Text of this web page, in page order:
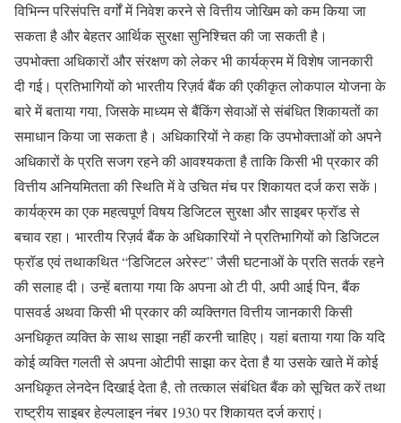
विभिन्न परिसंपत्ति वर्गों में निवेश करने से वित्तीय जोखिम को कम किया जा
सकता है और बेहतर आर्थिक सुरक्षा सुनिश्चित की जा सकती है।
उपभोक्ता अधिकारों और संरक्षण को लेकर भी कार्यक्रम में विशेष जानकारी
दी गई। प्रतिभागियों को भारतीय रिज़र्व बैंक की एकीकृत लोकपाल योजना के
बारे में बताया गया, जिसके माध्यम से बैंकिंग सेवाओं से संबंधित शिकायतों का
समाधान किया जा सकता है। अधिकारियों ने कहा कि उपभोक्ताओं को अपने
अधिकारों के प्रति सजग रहने की आवश्यकता है ताकि किसी भी प्रकार की
वित्तीय अनियमितता की स्थिति में वे उचित मंच पर शिकायत दर्ज करा सकें।
कार्यक्रम का एक महत्वपूर्ण विषय डिजिटल सुरक्षा और साइबर फ्रॉड से
बचाव रहा। भारतीय रिज़र्व बैंक के अधिकारियों ने प्रतिभागियों को डिजिटल
फ्रॉड एवं तथाकथित “डिजिटल अरेस्ट” जैसी घटनाओं के प्रति सतर्क रहने
की सलाह दी। उन्हें बताया गया कि अपना ओ टी पी, अपी आई पिन, बैंक
पासवर्ड अथवा किसी भी प्रकार की व्यक्तिगत वित्तीय जानकारी किसी
अनधिकृत व्यक्ति के साथ साझा नहीं करनी चाहिए। यहां बताया गया कि यदि
कोई व्यक्ति गलती से अपना ओटीपी साझा कर देता है या उसके खाते में कोई
अनधिकृत लेनदेन दिखाई देता है, तो तत्काल संबंधित बैंक को सूचित करें तथा
राष्ट्रीय साइबर हेल्पलाइन नंबर 1930 पर शिकायत दर्ज कराएं।